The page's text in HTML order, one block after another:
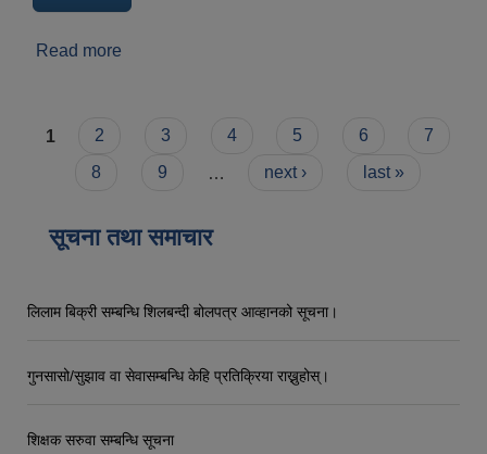
Read more
Pages
1 2 3 4 5 6
7
8
9 … next › last »
सूचना तथा समाचार
लिलाम बिक्री सम्बन्धि शिलबन्दी बोलपत्र आव्हानको सूचना।
गुनसासो/सुझाव वा सेवासम्बन्धि केहि प्रतिक्रिया राख्नुहोस्।
शिक्षक सरुवा सम्बन्धि सूचना